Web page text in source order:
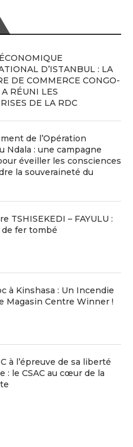
D’ISTANBUL : LA
DE COMMERCE CONGO-
RÉUNI LES
DE LA RDC
de l’Opération
Ndala : une campagne
éveiller les consciences
la souveraineté du
TSHISEKEDI – FAYULU :
de fer tombé
à Kinshasa : Un Incendie
Magasin Centre Winner !
à l’épreuve de sa liberté
: le CSAC au cœur de la